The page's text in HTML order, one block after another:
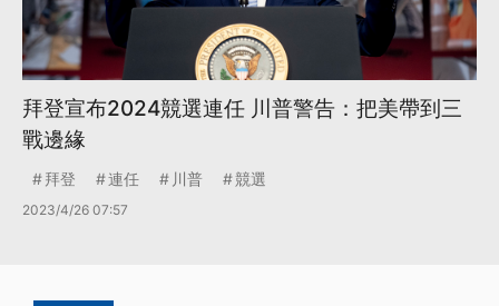
拜登宣布2024競選連任 川普警告：把美帶到三
戰邊緣
拜登 連任 川普 競選
2023/4/26 07:57